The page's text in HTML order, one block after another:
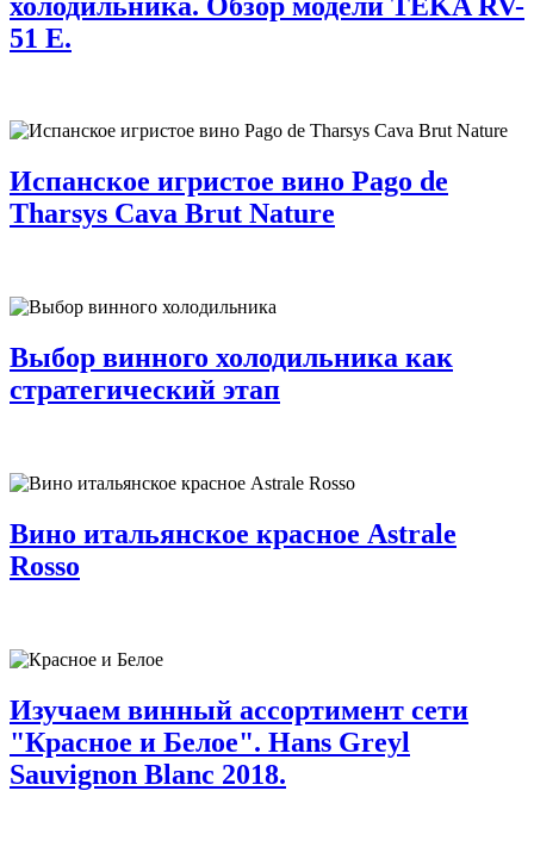
51 E.
Испанское игристое вино Pago de
Tharsys Cava Brut Nature
Выбор винного холодильника как
стратегический этап
Вино итальянское красное Astrale
Rosso
Изучаем винный ассортимент сети
"Красное и Белое". Hans Greyl
Sauvignon Blanc 2018.